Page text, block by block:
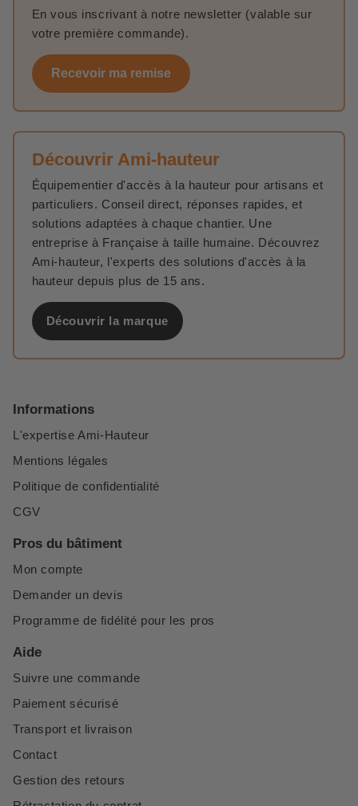
En vous inscrivant à notre newsletter (valable sur
votre première commande).
Recevoir ma remise
Découvrir Ami-hauteur
Équipementier d'accès à la hauteur pour artisans et
particuliers. Conseil direct, réponses rapides, et
solutions adaptées à chaque chantier. Une
entreprise à Française à taille humaine. Découvrez
Ami-hauteur, l'experts des solutions d'accès à la
hauteur depuis plus de 15 ans.
Découvrir la marque
Informations
L'expertise Ami-Hauteur
Mentions légales
Politique de confidentialité
CGV
Pros du bâtiment
Mon compte
Demander un devis
Programme de fidélité pour les pros
Aide
Suivre une commande
Paiement sécurisé
Transport et livraison
Contact
Gestion des retours